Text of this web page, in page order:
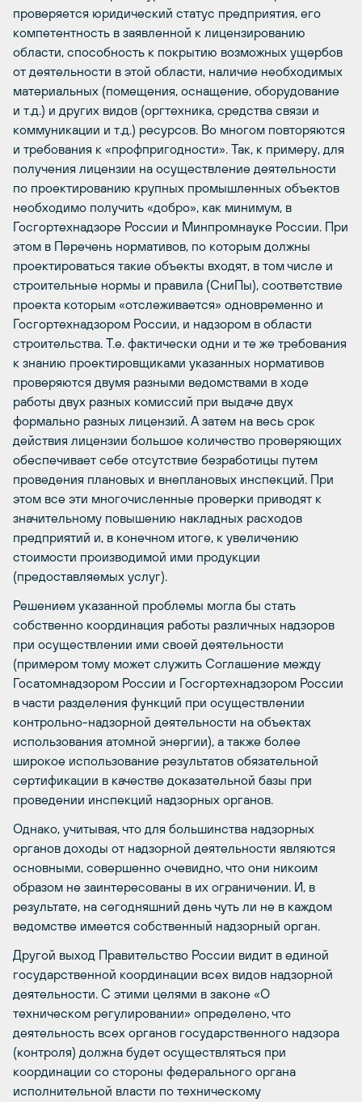
проверяется юридический статус предприятия, его
компетентность в заявленной к лицензированию
области, способность к покрытию возможных ущербов
от деятельности в этой области, наличие необходимых
материальных (помещения, оснащение, оборудование
и т.д.) и других видов (оргтехника, средства связи и
коммуникации и т.д.) ресурсов. Во многом повторяются
и требования к «профпригодности». Так, к примеру, для
получения лицензии на осуществление деятельности
по проектированию крупных промышленных объектов
необходимо получить «добро», как минимум, в
Госгортехнадзоре России и Минпромнауке России. При
этом в Перечень нормативов, по которым должны
проектироваться такие объекты входят, в том числе и
строительные нормы и правила (СниПы), соответствие
проекта которым «отслеживается» одновременно и
Госгортехнадзором России, и надзором в области
строительства. Т.е. фактически одни и те же требования
к знанию проектировщиками указанных нормативов
проверяются двумя разными ведомствами в ходе
работы двух разных комиссий при выдаче двух
формально разных лицензий. А затем на весь срок
действия лицензии большое количество проверяющих
обеспечивает себе отсутствие безработицы путем
проведения плановых и внеплановых инспекций. При
этом все эти многочисленные проверки приводят к
значительному повышению накладных расходов
предприятий и, в конечном итоге, к увеличению
стоимости производимой ими продукции
(предоставляемых услуг).
Решением указанной проблемы могла бы стать
собственно координация работы различных надзоров
при осуществлении ими своей деятельности
(примером тому может служить Соглашение между
Госатомнадзором России и Госгортехнадзором России
в части разделения функций при осуществлении
контрольно-надзорной деятельности на объектах
использования атомной энергии), а также более
широкое использование результатов обязательной
сертификации в качестве доказательной базы при
проведении инспекций надзорных органов.
Однако, учитывая, что для большинства надзорных
органов доходы от надзорной деятельности являются
основными, совершенно очевидно, что они никоим
образом не заинтересованы в их ограничении. И, в
результате, на сегодняшний день чуть ли не в каждом
ведомстве имеется собственный надзорный орган.
Другой выход Правительство России видит в единой
государственной координации всех видов надзорной
деятельности. С этими целями в законе «О
техническом регулировании» определено, что
деятельность всех органов государственного надзора
(контроля) должна будет осуществляться при
координации со стороны федерального органа
исполнительной власти по техническому